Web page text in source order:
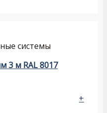
системы
3 м RAL 8017
+